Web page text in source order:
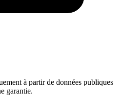
à partir de données publiques
garantie.